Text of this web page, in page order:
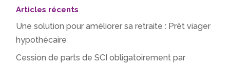
Articles récents
Une solution pour améliorer sa retraite : Prêt viager
hypothécaire
Cession de parts de SCI obligatoirement par